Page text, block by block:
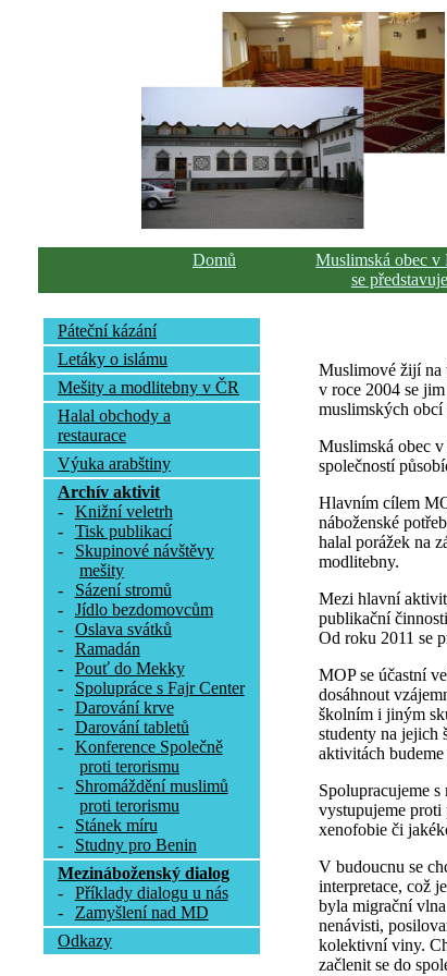
Domů
Muslimská obec v
se představuje
Páteční kázání
Letáky o islámu
Mešity a modlitebny v ČR
Halal obchody a
restaurace
Výuka arabštiny
Archív aktivit
-
Knižní veletrh
-
Tisk publikací
-
Skupinové návštěvy
mešity
-
Sázení stromů
-
Jídlo bezdomovcům
-
Oslava svátků
-
Ramadán
-
Pouť do Mekky
-
Spolupráce s Fajr Center
-
Darování krve
-
Darování tabletů
-
Konference Společně
proti terorismu
-
Shromáždění muslimů
proti terorismu
-
Stánek míru
-
Studny pro Benin
Mezináboženský dialog
-
Příklady dialogu u nás
-
Zamyšlení nad MD
Odkazy
Muslimové žijí na
v roce 2004 se
muslimských obcí
Muslimská obec
společností
Hlavním cílem
náboženské
halal porážek na
modlitebny.
Mezi hlavní
publikační
Od roku 2011 se
MOP se účastní
dosáhnout
školním i jiným
studenty na jejich
aktivitách
Spolupracujeme
vystupujeme proti
xenofobie či
V budoucnu se
interpretace, což
byla migrační
nenávisti,
kolektivní viny.
začlenit se do